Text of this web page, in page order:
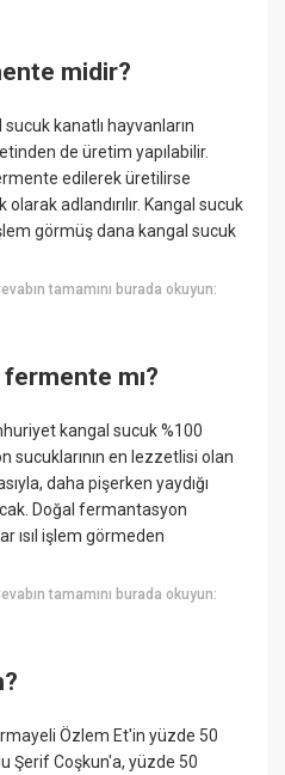
midir?
kanatlı hayvanların
de üretim yapılabilir.
edilerek üretilirse
adlandırılır. Kangal sucuk
görmüş dana kangal sucuk
tamamını burada okuyun:
mı?
kangal sucuk %100
sucuklarının en lezzetlisi olan
daha pişerken yaydığı
Doğal fermantasyon
ısıl işlem görmeden
tamamını burada okuyun:
Özlem Et'in yüzde 50
Şerif Coşkun'a, yüzde 50